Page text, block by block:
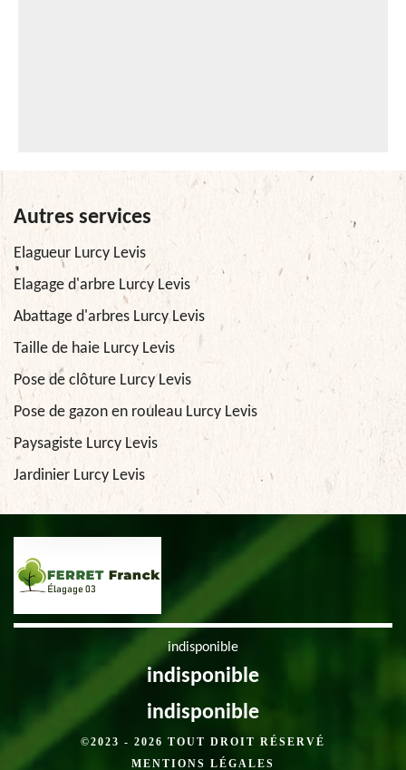
Autres services
Elagueur Lurcy Levis
Elagage d'arbre Lurcy Levis
Abattage d'arbres Lurcy Levis
Taille de haie Lurcy Levis
Pose de clôture Lurcy Levis
Pose de gazon en rouleau Lurcy Levis
Paysagiste Lurcy Levis
Jardinier Lurcy Levis
indisponible
indisponible
indisponible
©2023 - 2026 TOUT DROIT RÉSERVÉ
MENTIONS LÉGALES